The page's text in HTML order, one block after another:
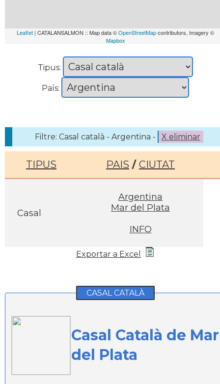
Leaflet | CATALANSALMON :: Map data ©OpenStreetMapcontributors, Imagery ©
Mapbox
Tipus:
País:
Filtre: Casal català - Argentina - X eliminar
TIPUS PAIS / CIUTAT
Casal
Argentina
Mar del Plata
INFO
Exportar a Excel
CASAL CATALÀ
Casal Català de Mar
del Plata